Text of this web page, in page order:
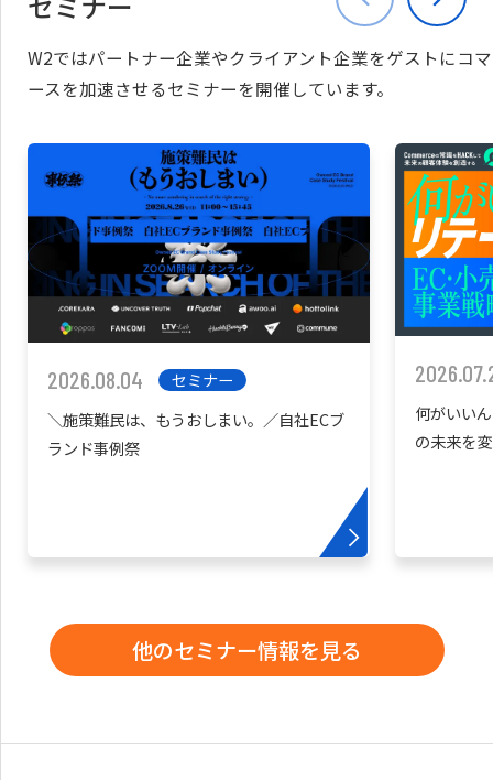
W2ではパートナー企業やクライアント企業をゲストにコマ
ースを加速させるセミナーを開催しています。
2026.08.04
セミナー
＼施策難民は、もうおしまい。／自社ECブ
ランド事例祭
何がいい
の未来を
他のセミナー情報を見る